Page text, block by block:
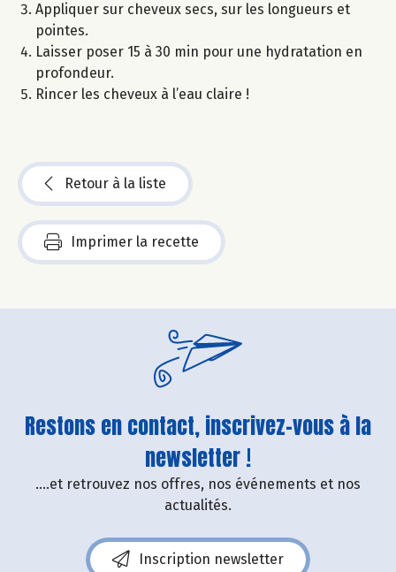
Appliquer sur cheveux secs, sur les longueurs et
pointes.
Laisser poser 15 à 30 min pour une hydratation en
profondeur.
Rincer les cheveux à l’eau claire !
Retour à la liste
Imprimer la recette
Restons en contact, inscrivez-vous à la
newsletter !
....et retrouvez nos offres, nos événements et nos
actualités.
Inscription newsletter